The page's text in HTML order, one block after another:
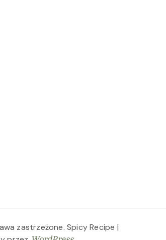
zastrzeżone. Spicy Recipe |